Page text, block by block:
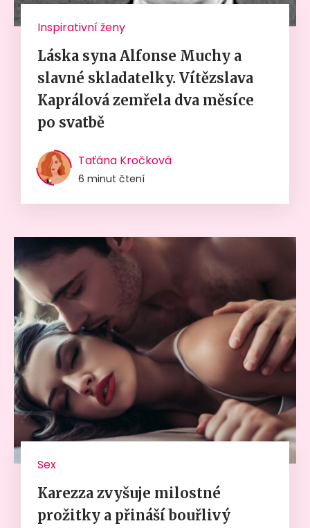
Inspirativní ženy
Láska syna Alfonse Muchy a
slavné skladatelky. Vítězslava
Kaprálová zemřela dva měsíce
po svatbě
Taťána Kročková
6 minut čtení
Sex
Karezza zvyšuje milostné
prožitky a přináší bouřlivý